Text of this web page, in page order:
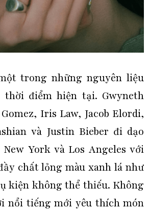
trong những nguyên liệu
thời điểm hiện tại. Gwyneth
Iris Law, Jacob Elordi,
và Justin Bieber đi dạo
York và Los Angeles với
chất lỏng màu xanh lá như
kiện không thể thiếu. Không
nổi tiếng mới yêu thích món